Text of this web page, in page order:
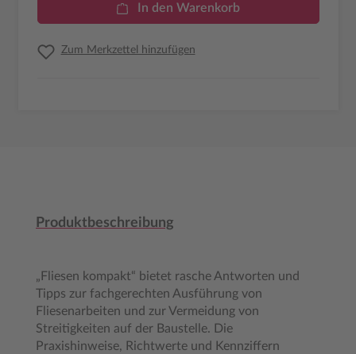
In den Warenkorb
Zum Merkzettel hinzufügen
Produktbeschreibung
„Fliesen kompakt“ bietet rasche Antworten und
Tipps zur fachgerechten Ausführung von
Fliesenarbeiten und zur Vermeidung von
Streitigkeiten auf der Baustelle. Die
Praxishinweise, Richtwerte und Kennziffern